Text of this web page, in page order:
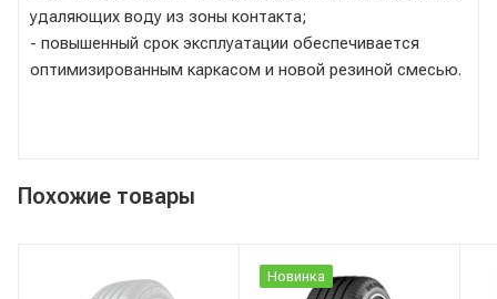
удаляющих воду из зоны контакта;
- повышенный срок эксплуатации обеспечивается
оптимизированным каркасом и новой резиной смесью.
Похожие товары
Новинка